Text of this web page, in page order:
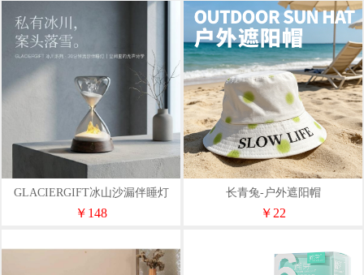
GLACIERGIFT冰山沙漏伴睡灯
￥148
长青兔-户外遮阳帽
￥22